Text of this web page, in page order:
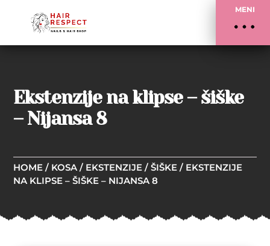
MENI
Ekstenzije na klipse – šiške
– Nijansa 8
HOME / KOSA / EKSTENZIJE /ŠIŠKE / EKSTENZIJE
NA KLIPSE – ŠIŠKE – NIJANSA 8